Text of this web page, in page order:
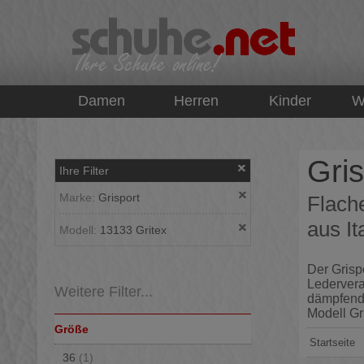
Damen Herren Kinder
Ihre Filter
Marke: Grisport
Modell: 13133 Gritex
Weitere Filter...
Größe
36 (1)
aus
Der
Modell
Startseite